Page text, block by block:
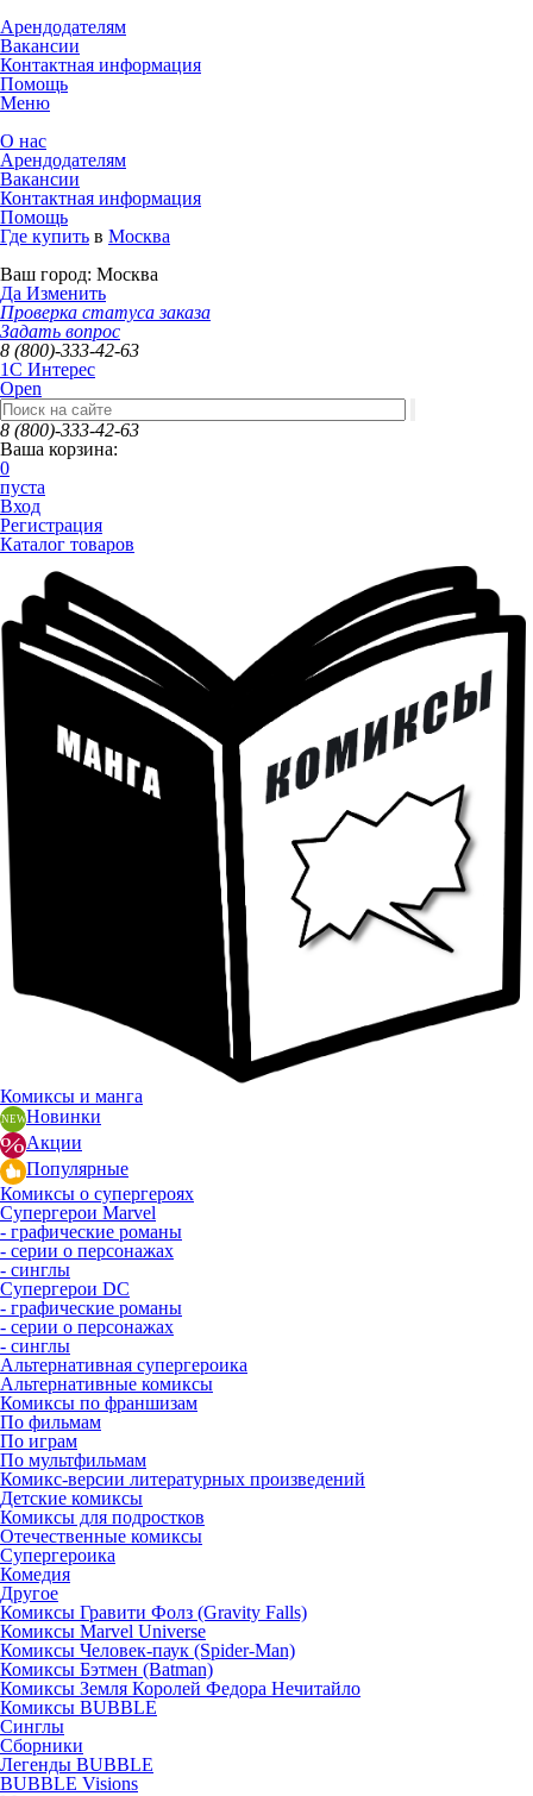
Арендодателям
Вакансии
Контактная информация
Помощь
Меню
О нас
Арендодателям
Вакансии
Контактная информация
Помощь
Где купить в Москва
Ваш город: Москва
Да Изменить
Проверка статуса заказа
Задать вопрос
8 (800)-333-42-63
1C Интерес
Open
8 (800)-333-42-63
Ваша корзина:
0
пуста
Вход
Регистрация
Каталог товаров
Комиксы и манга
Новинки
Акции
Популярные
Комиксы о супергероях
Супергерои Marvel
- графические романы
- серии о персонажах
- синглы
Супергерои DC
- графические романы
- серии о персонажах
- синглы
Альтернативная супергероика
Альтернативные комиксы
Комиксы по франшизам
По фильмам
По играм
По мультфильмам
Комикс-версии литературных произведений
Детские комиксы
Комиксы для подростков
Отечественные комиксы
Супергероика
Комедия
Другое
Комиксы Гравити Фолз (Gravity Falls)
Комиксы Marvel Universe
Комиксы Человек-паук (Spider-Man)
Комиксы Бэтмен (Batman)
Комиксы Земля Королей Федора Нечитайло
Комиксы BUBBLE
Синглы
Сборники
Легенды BUBBLE
BUBBLE Visions